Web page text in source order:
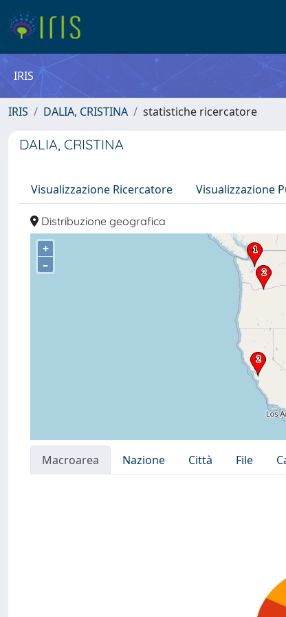
IRIS
IRIS DALIA, CRISTINA statistiche ricercatore
DALIA, CRISTINA
Visualizzazione Ricercatore Visualizzazione
Distribuzione geografica
+
–
Macroarea Nazione Città File